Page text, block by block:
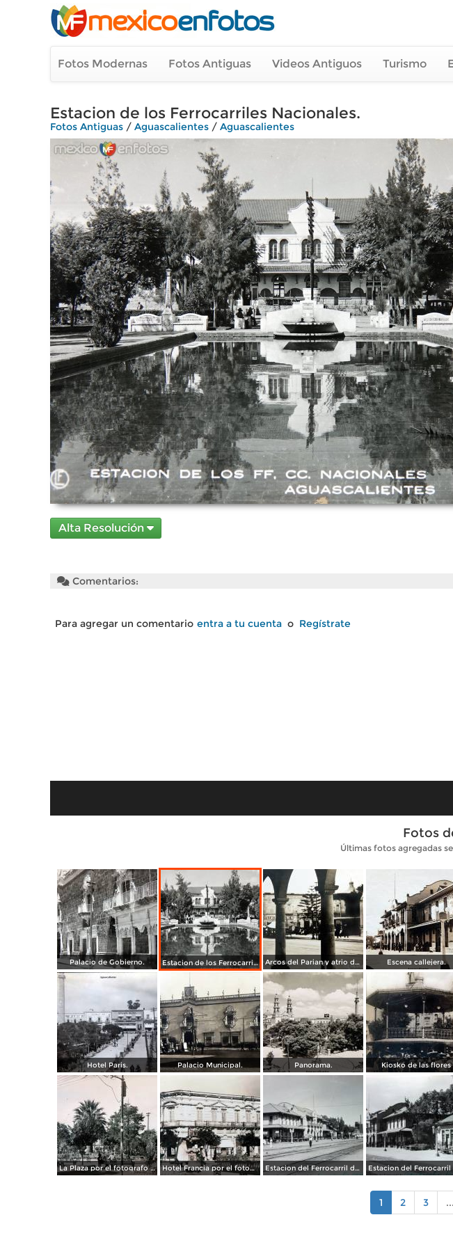
Fotos Modernas Fotos Antiguas Videos Antiguos Turismo
Estacion de los Ferrocarriles Nacionales.
Fotos Antiguas / Aguascalientes / Aguascalientes
Alta Resolución
Comentarios:
Para agregar un comentario entra a tu cuenta o Regístrate
Fotos
Últimas fotos agregadas
Palacio de Gobierno. Estacion de los Ferrocarriles Nacionales. Arcos del Parian y atrio de Santiago. Escena callejera.
Hotel Paris. Palacio Municipal. Panorama. Kiosko de las flores
La Plaza por el fotografo Manuel Obregon. Hotel Francia por el fotografo Manuel Obregon. Estacion del Ferrocarril de Aguascalientes. ( Circulada el 15 de Abril de 1949 ).
1 2 3 ...